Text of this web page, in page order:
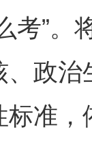
考”
政
准